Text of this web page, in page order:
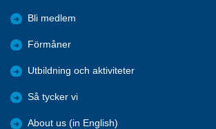
Bli medlem
Förmåner
Utbildning och aktiviteter
Så tycker vi
About us (in English)